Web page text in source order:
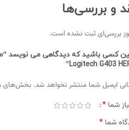
و بررسی‌ها
بررسی‌ای ثبت نشده است.
کسی باشید که دیدگاهی می نویسد
Logitech G403
ایمیل شما منتشر نخواهد شد. بخش‌های
شما *
شما *